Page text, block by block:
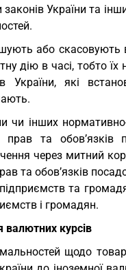
України та
або
дію в часі, тобто
України, які
чи інших
та
через митний
та обов’язків
та
і громадян.
валютних курсів
щодо